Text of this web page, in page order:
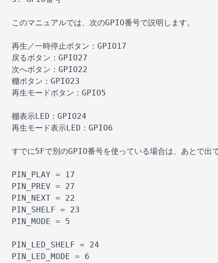
このマニュアルでは、次のGPIO番号で説明します。
再生／一時停止ボタン：GPIO17
戻るボタン：GPIO27
次へボタン：GPIO22
棚ボタン：GPIO23
再生モードボタン：GPIO5
棚表示LED：GPIO24
再生モード表示LED：GPIO6
すでに5Fで別のGPIO番号を使っている場合は、あとで
PIN_PLAY = 17
PIN_PREV = 27
PIN_NEXT = 22
PIN_SHELF = 23
PIN_MODE = 5
PIN_LED_SHELF = 24
PIN_LED_MODE = 6